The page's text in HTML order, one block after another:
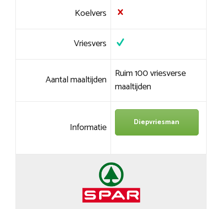
Koelvers
Vriesvers
Aantal maaltijden Ruim 100 vriesverse
maaltijden
Informatie Diepvriesman